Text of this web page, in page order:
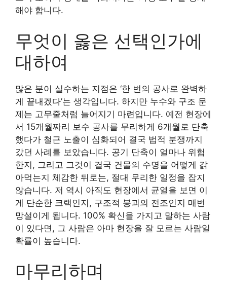
해야 합니다.
무엇이 옳은 선택인가에
대하여
많은 분이 실수하는 지점은 ‘한 번의 공사로 완벽하
게 끝내겠다’는 생각입니다. 하지만 누수와 구조 문
제는 고무줄처럼 늘어지기 마련입니다. 예전 현장에
서 15개월짜리 보수 공사를 무리하게 6개월로 단축
했다가 철근 노출이 심화되어 결국 법적 분쟁까지
갔던 사례를 보았습니다. 공기 단축이 얼마나 위험
한지, 그리고 그것이 결국 건물의 수명을 어떻게 갉
아먹는지 체감한 뒤로는, 절대 무리한 일정을 잡지
않습니다. 저 역시 아직도 현장에서 균열을 보면 이
게 단순한 크랙인지, 구조적 붕괴의 전조인지 매번
망설이게 됩니다. 100% 확신을 가지고 말하는 사람
이 있다면, 그 사람은 아마 현장을 잘 모르는 사람일
확률이 높습니다.
마무리하며